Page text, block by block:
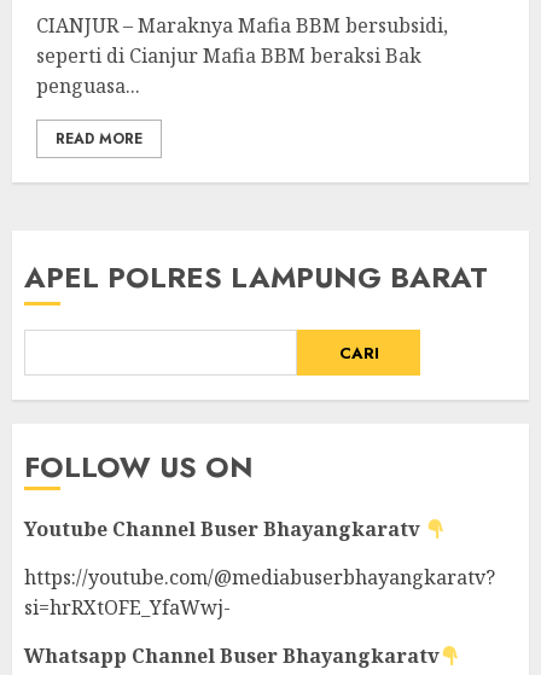
CIANJUR – Maraknya Mafia BBM bersubsidi,
seperti di Cianjur Mafia BBM beraksi Bak
penguasa...
READ MORE
APEL POLRES LAMPUNG BARAT
CARI
FOLLOW US ON
Youtube ChannelBuser Bhayangkaratv
https://youtube.com/@mediabuserbhayangkaratv?
si=hrRXtOFE_YfaWwj-
Whatsapp ChannelBuser Bhayangkaratv